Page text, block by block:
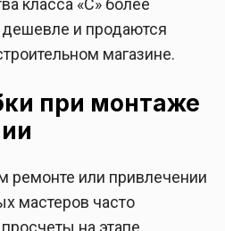
класса «C» более
и продаются
магазине.
при монтаже
ремонте или привлечении
мастеров часто